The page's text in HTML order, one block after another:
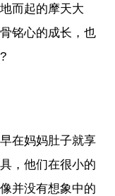
而起的摩天大
铭心的成长，也
在妈妈肚子就享
，他们在很小的
并没有想象中的